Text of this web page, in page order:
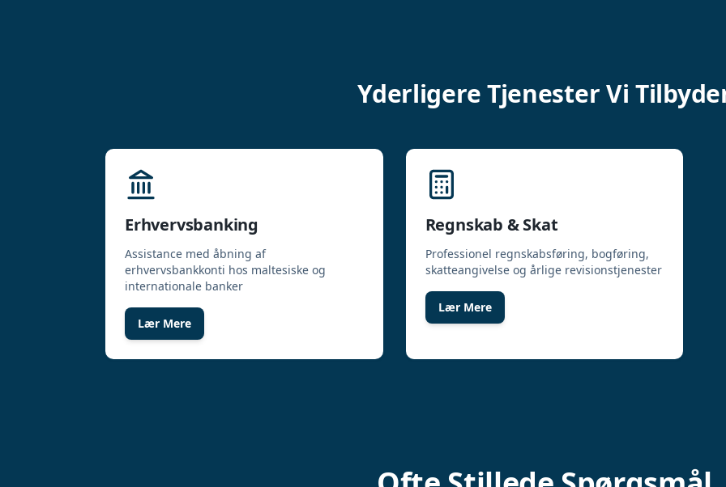
Yderligere Tjenester Vi
Erhvervsbanking
Assistance med åbning af
erhvervsbankkonti hos maltesiske og
internationale banker
Lær Mere
Regnskab & Skat
Professionel regnskabsføring, bogføring,
skatteangivelse og årlige revisionstjenester
Lær Mere